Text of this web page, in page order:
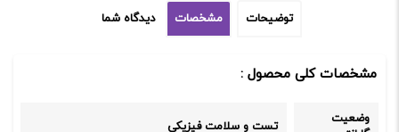
توضیحات مشخصات دیدگاه شما
مشخصات کلی محصول :
وضعیت
تست و سلامت فیزیکی